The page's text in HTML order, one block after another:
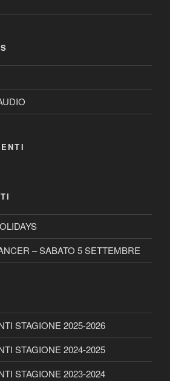
– SABATO 5 SETTEMBRE
STAGIONE 2025-2026
STAGIONE 2024-2025
STAGIONE 2023-2024